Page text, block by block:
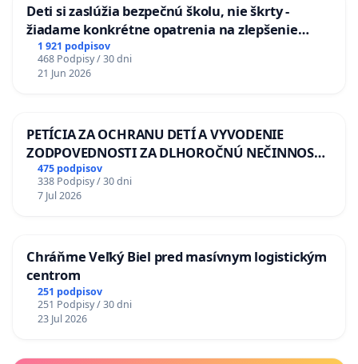
Deti si zaslúžia bezpečnú školu, nie škrty -
žiadame konkrétne opatrenia na zlepšenie
situácie v školstve
1 921 podpisov
468 Podpisy / 30 dni
21 Jun 2026
PETÍCIA ZA OCHRANU DETÍ A VYVODENIE
ZODPOVEDNOSTI ZA DLHOROČNÚ NEČINNOSŤ
A ZLYHANIE ŠTÁTU
475 podpisov
338 Podpisy / 30 dni
7 Jul 2026
Chráňme Veľký Biel pred masívnym logistickým
centrom
251 podpisov
251 Podpisy / 30 dni
23 Jul 2026